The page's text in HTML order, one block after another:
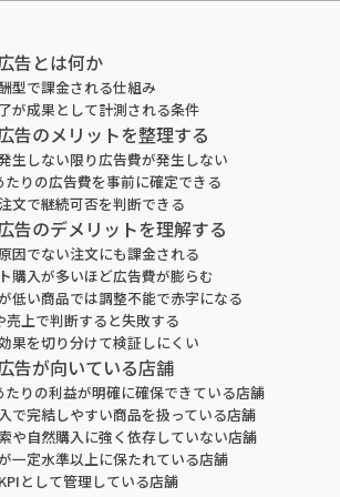
告とは何か
型で課金される仕組み
が成果として計測される条件
告のメリットを整理する
生しない限り広告費が発生しない
たりの広告費を事前に確定できる
文で継続可否を判断できる
告のデメリットを理解する
因でない注文にも課金される
購入が多いほど広告費が膨らむ
低い商品では調整不能で赤字になる
売上で判断すると失敗する
果を切り分けて検証しにくい
告が向いている店舗
たりの利益が明確に確保できている店舗
で完結しやすい商品を扱っている店舗
や自然購入に強く依存していない店舗
一定水準以上に保たれている店舗
として管理している店舗